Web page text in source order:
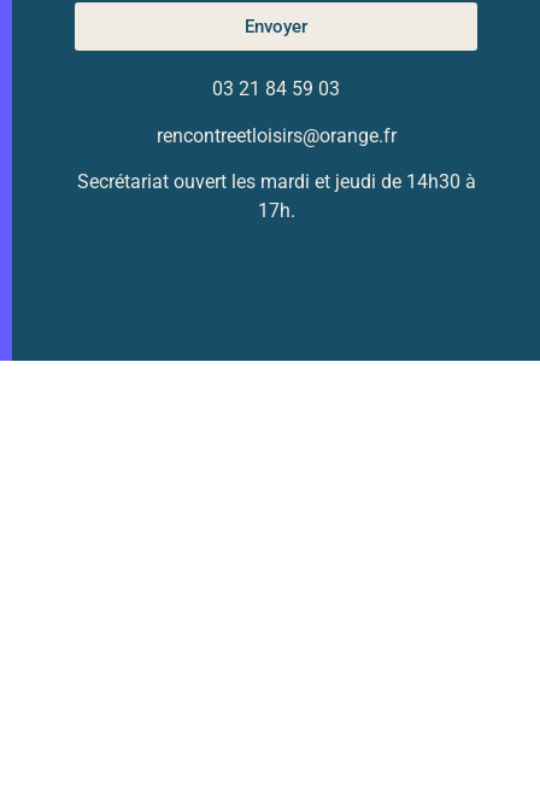
Envoyer
03 21 84 59 03
rencontreetloisirs@orange.fr
Secrétariat ouvert les mardi et jeudi de 14h30 à
17h.